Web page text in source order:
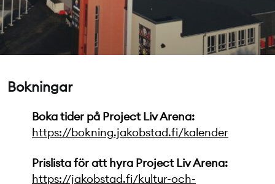
Bokningar
Boka tider på Project Liv Arena:
https://bokning.jakobstad.fi/kalender
Prislista för att hyra Project Liv Arena:
https://jakobstad.fi/kultur-och-